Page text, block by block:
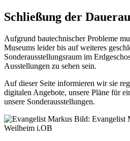
Schließung der
Aufgrund bautechnischer Probleme
Museums leider bis auf weiteres
Sonderausstellungsraum im
Ausstellungen zu sehen sein.
Auf dieser Seite informieren wir sie
digitalen Angebote, unsere Pläne für
unsere Sonderausstellungen.
Bild: Evangelist
Weilheim i.OB